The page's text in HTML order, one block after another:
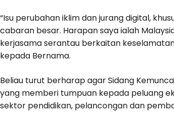
“Isu perubahan iklim dan jurang digital,
cabaran besar. Harapan saya ialah
kerjasama serantau berkaitan
kepada Bernama.
Beliau turut berharap agar Sidang
yang memberi tumpuan kepada peluang
sektor pendidikan, pelancongan dan